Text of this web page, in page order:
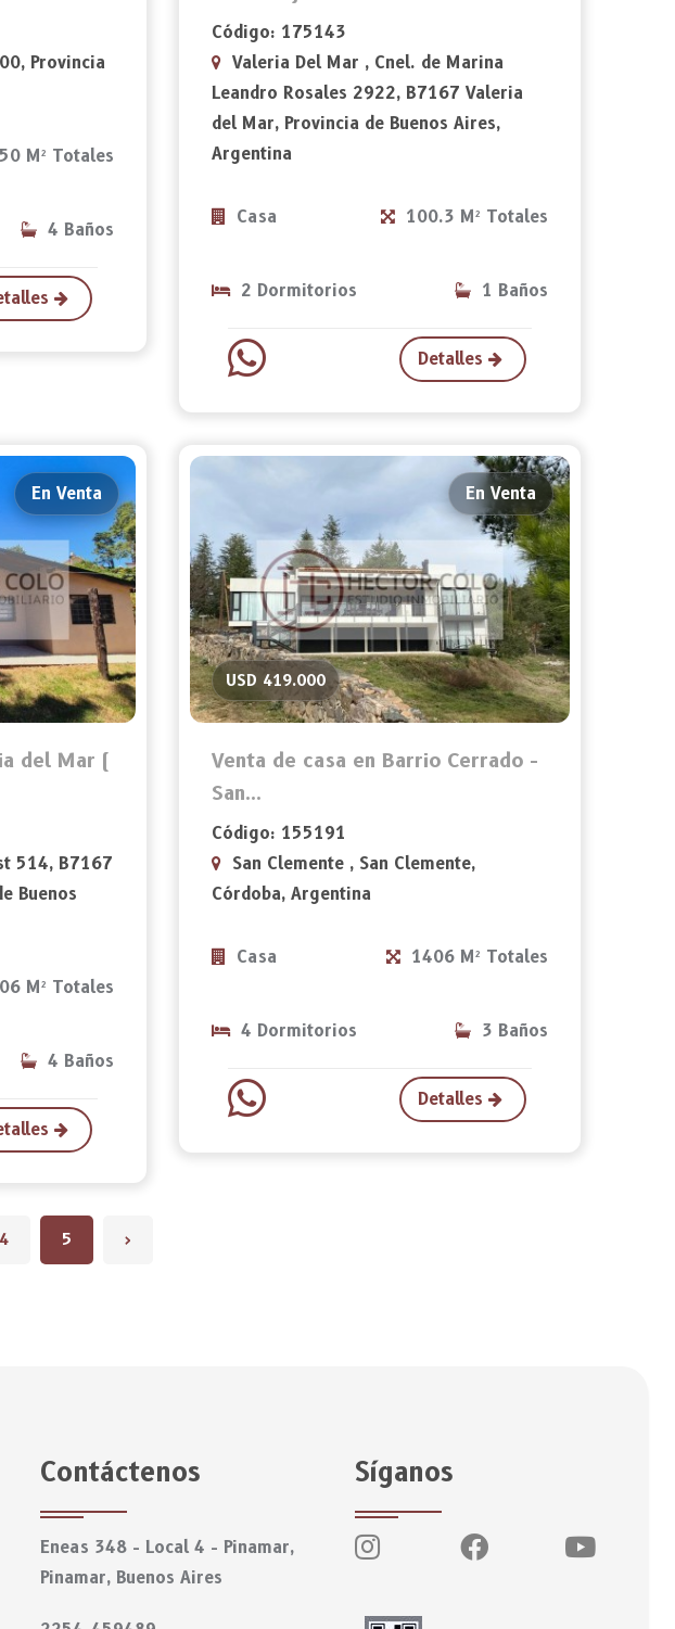
Provincia
M² Totales
4 Baños
Código: 175143
Valeria Del Mar , Cnel. de Marina
Leandro Rosales 2922, B7167 Valeria
del Mar, Provincia de Buenos Aires,
Argentina
Casa 100.3 M² Totales
2 Dormitorios 1 Baños
Detalles
En Venta
del Mar (
514, B7167
Buenos
M² Totales
4 Baños
En Venta
USD 419.000
Venta de casa en Barrio Cerrado -
San...
Código: 155191
San Clemente , San Clemente,
Córdoba, Argentina
Casa 1406 M² Totales
4 Dormitorios 3 Baños
Detalles
4 5 ›
Contáctenos
Eneas 348 - Local 4 - Pinamar,
Pinamar, Buenos Aires
Síganos